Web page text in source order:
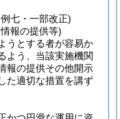
七・一部改正)
報の提供等)
うとする者が容易か
よう、当該実施機関
報の提供その他開示
た適切な措置を講ず